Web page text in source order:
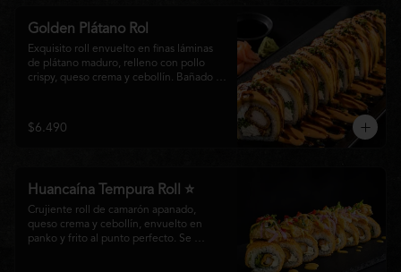
Golden Plátano Rol
Exquisito roll envuelto en finas láminas
de plátano maduro, relleno con pollo
crispy, queso crema y cebollín. Bañado
tostado y cebollín fresco. Una
combinación perfecta entre el dulzor del
$6.490
Huancaína Tempura Roll ⭐
Crujiente roll de camarón apanado,
queso crema y cebollín, envuelto en
panko y frito al punto perfecto. Se